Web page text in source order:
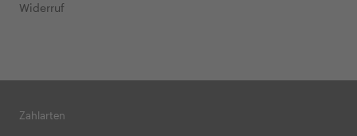
Widerruf
Zahlarten